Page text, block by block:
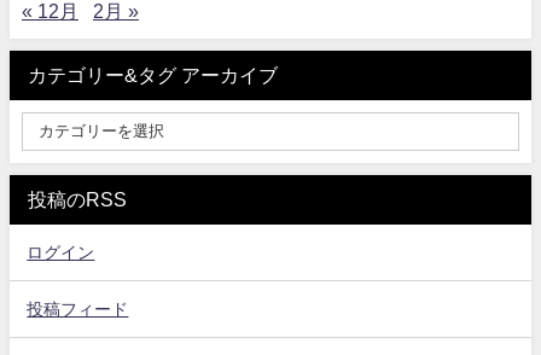
« 12月 2月 »
カテゴリー&タグ アーカイブ
投稿のRSS
ログイン
投稿フィード